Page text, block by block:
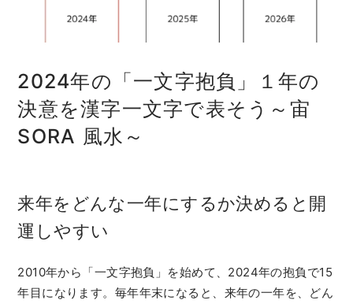
2024年の「一文字抱負」１年の
決意を漢字一文字で表そう～宙
SORA 風水～
来年をどんな一年にするか決めると開
運しやすい
2010年から「一文字抱負」を始めて、2024年の抱負で15
年目になります。毎年年末になると、来年の一年を、どん